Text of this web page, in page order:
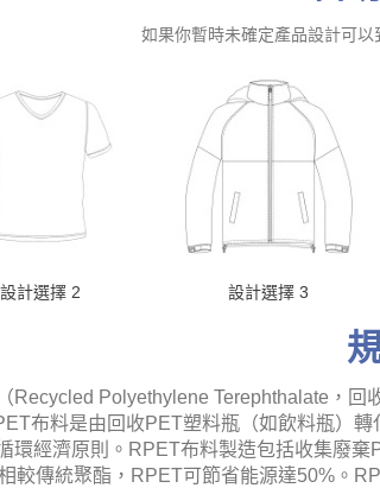
如果你暫時未確定產品設計可
設計選擇 2 設計選擇 3
Recycled Polyethylene Terephthalate，
布料是由回收PET塑料瓶（如飲料瓶）
環經濟原則。RPET布料製造包括收集廢
較傳統聚酯，RPET可節省能源達50%。